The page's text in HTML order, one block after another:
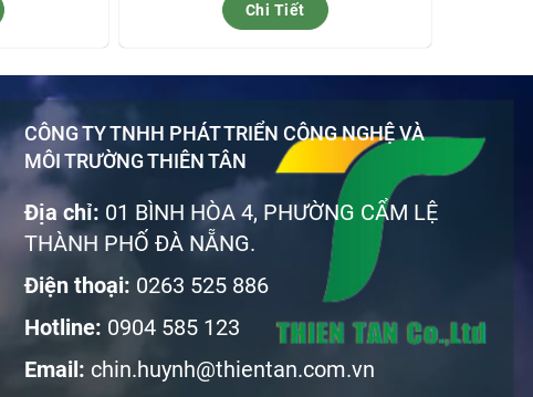
Chi Tiết
CÔNG TY TNHH PHÁT TRIỂN CÔNG NGHỆ VÀ
MÔI TRƯỜNG THIÊN TÂN
Địa chỉ: 01 BÌNH HÒA 4, PHƯỜNG CẨM LỆ
THÀNH PHỐ ĐÀ NẴNG.
Điện thoại: 0263 525 886
Hotline: 0904 585 123
Email: chin.huynh@thientan.com.vn